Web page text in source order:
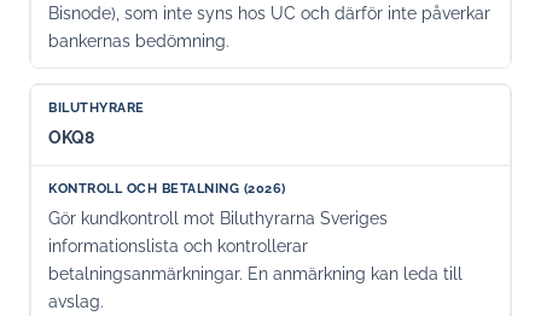
Bisnode), som inte syns hos UC och därför inte påverkar
bankernas bedömning.
OKQ8
Gör kundkontroll mot Biluthyrarna Sveriges
informationslista och kontrollerar
betalningsanmärkningar. En anmärkning kan leda till
avslag.